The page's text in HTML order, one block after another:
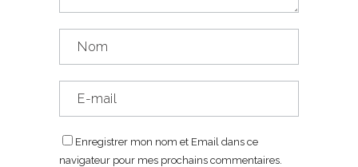
Enregistrer mon nom et Email dans ce
navigateur pour mes prochains commentaires.